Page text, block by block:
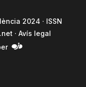
2024 · ISSN
·Avís legal